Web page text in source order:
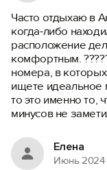
Часто отдыхаю в
когда-либо
расположение
комфортным.
номера, в которых
ищете идеальное
то это именно то,
минусов не
Елена
Июнь 2024